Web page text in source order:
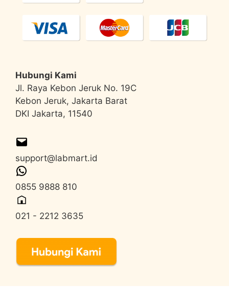
Hubungi Kami
Jl. Raya Kebon Jeruk No. 19C
Kebon Jeruk, Jakarta Barat
DKI Jakarta, 11540
support@labmart.id
0855 9888 810
021 - 2212 3635